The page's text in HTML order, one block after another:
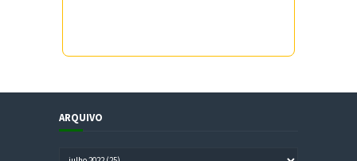
ARQUIVO